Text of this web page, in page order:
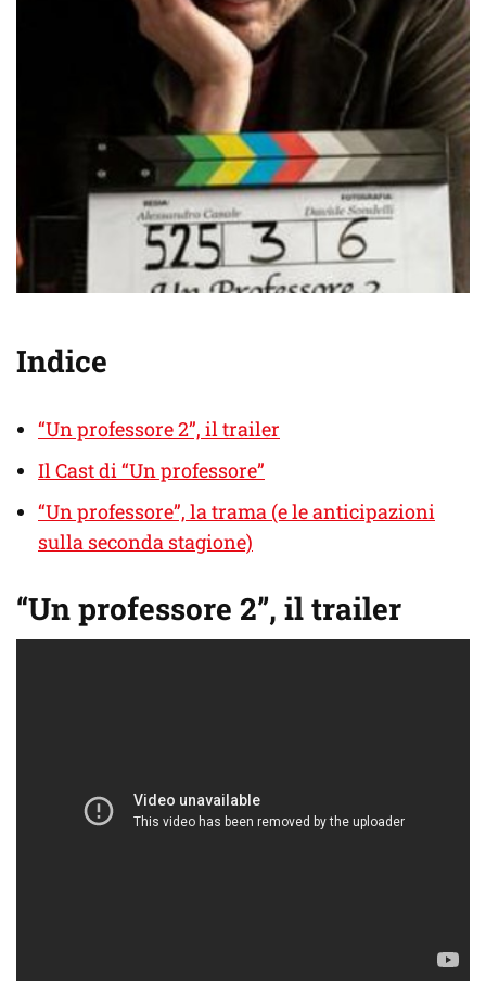
Indice
“Un professore 2”, il trailer
Il Cast di “Un professore”
“Un professore”, la trama (e le anticipazioni
sulla seconda stagione)
“Un professore 2”, il trailer